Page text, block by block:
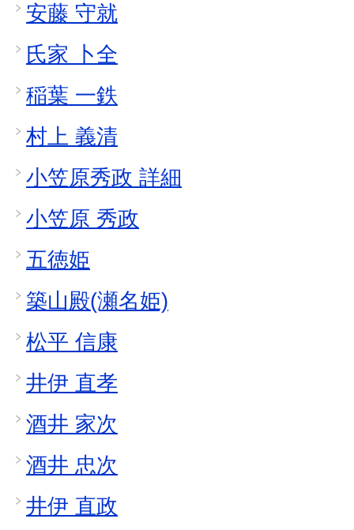
安藤 守就
氏家 卜全
稲葉 一鉄
村上 義清
小笠原秀政 詳細
小笠原 秀政
五徳姫
築山殿(瀬名姫)
松平 信康
井伊 直孝
酒井 家次
酒井 忠次
井伊 直政